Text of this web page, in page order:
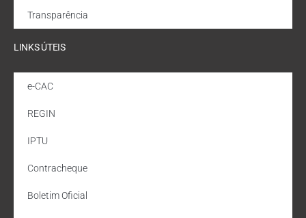
Transparência
LINKS ÚTEIS
e-CAC
REGIN
IPTU
Contracheque
Boletim Oficial